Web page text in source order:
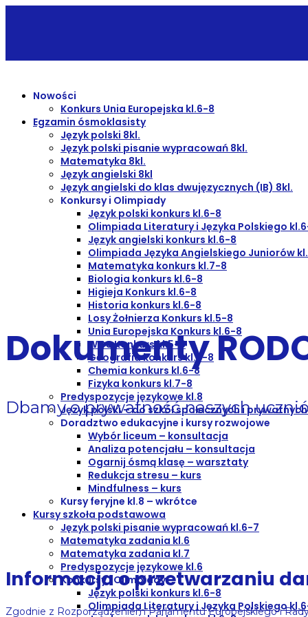
Nowości
Konkurs Unia Europejska kl.6-8
Egzamin ósmoklasisty
Język polski 8kl.
Język polski pisanie wypracowań 8kl.
Matematyka 8kl.
Język angielski 8kl
Język angielski do klas dwujęzycznych (IB) 8kl.
Konkursy i Olimpiady
Język polski konkurs kl.6-8
Olimpiada Literatury i Języka Polskiego
Język angielski konkurs kl.6-8
Olimpiada Języka Angielskiego Juniorów
Matematyka konkurs kl.7-8
Biologia konkurs kl.6-8
Higieja Konkurs kl.6-8
Historia konkurs kl.6-8
Losy Żołnierza Konkurs kl.5-8
Unia Europejska Konkurs kl.6-8
WOS Konkurs kl.5-8
Geografia konkurs kl.6-8
Chemia konkurs kl.6-8
Fizyka konkurs kl.7-8
Predyspozycje językowe kl.8
Język polski – do szkół społecznych i
Doradztwo edukacyjne i kursy rozwojowe
Wybór liceum – konsultacja
Analiza potencjału – konsultacja
Ogarnij ósmą klasę – warsztaty
Redukcja stresu – kurs
Mindfulness – kurs
Kursy feryjne kl.8 – wkrótce
Kursy szkoła podstawowa
Język polski pisanie wypracowań kl.6-7
Matematyka zadania kl.6
Matematyka zadania kl.7
Predyspozycje językowe kl.6
Konkursy i Olimpiady
Język polski konkurs kl.6-8
Olimpiada Literatury i Języka Polskiego
Dokumenty
Dbamy o prywatność naszych
Informacja o przetwarzaniu
Zgodnie z Rozporządzeniem Parlamentu Europejskiego i